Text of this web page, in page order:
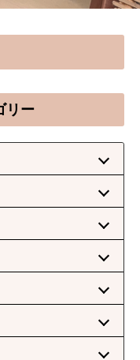
リー